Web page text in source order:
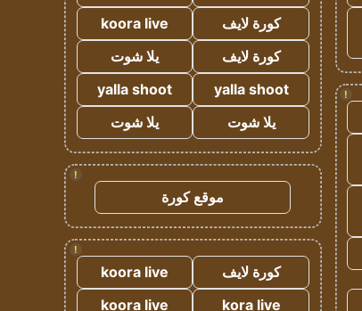
!
كورة لايف
koora live
كورة لايف
يلا شوت
yalla shoot
yalla shoot
يلا شوت
يلا شوت
!
موقع كورة
!
كورة لايف
koora live
kora live
koora live